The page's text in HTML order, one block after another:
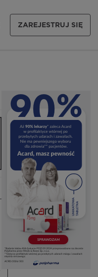
ZAREJESTRUJ SIĘ